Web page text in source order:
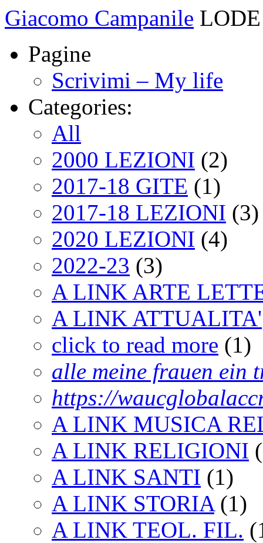
Giacomo Campanile
Pagine
Scrivimi – My life
Categories:
All
2000 LEZIONI (2)
2017-18 GITE (1)
2017-18 LEZIONI (3)
2020 LEZIONI (4)
2022-23 (3)
A LINK ARTE
A LINK ATTUALITA'
click to read more (1)
alle meine frauen ein
https://
A LINK MUSICA
A LINK RELIGIONI
A LINK SANTI (1)
A LINK STORIA(1)
A LINK TEOL. FIL.